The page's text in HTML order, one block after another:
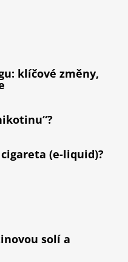
klíčové změny,
(e-liquid)?
solí a